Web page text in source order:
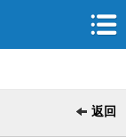
返回